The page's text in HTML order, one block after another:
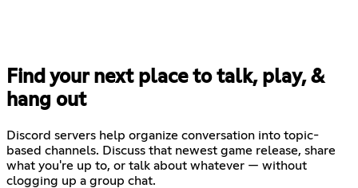
Find your next place to talk, play, &
hang out
Discord servers help organize conversation into topic-
based channels. Discuss that newest game release, share
what you're up to, or talk about whatever — without
clogging up a group chat.